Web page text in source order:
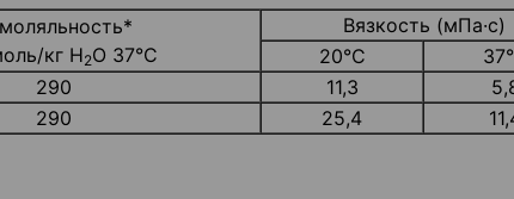
кг Н2О 37°С
Вязкость (мПа·с)
20°С
290 11,3
290 25,4